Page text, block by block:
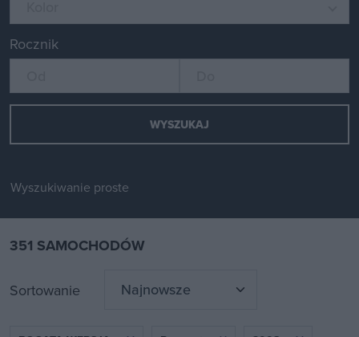
Rocznik
Wyszukiwanie proste
351 SAMOCHODÓW
Sortowanie